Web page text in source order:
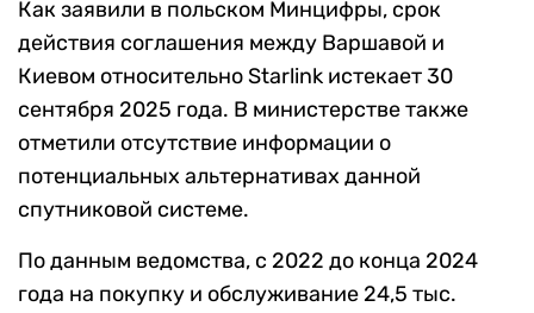
Как заявили в польском Минцифры, срок
действия соглашения между Варшавой и
Киевом относительно Starlink истекает 30
сентября 2025 года. В министерстве также
отметили отсутствие информации о
потенциальных альтернативах данной
спутниковой системе.
По данным ведомства, с 2022 до конца 2024
года на покупку и обслуживание 24,5 тыс.